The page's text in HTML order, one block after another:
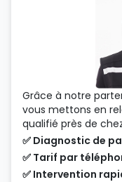
Grâce à notre
vous mettons en
qualifié près de
✅ Diagnostic de
✅ Tarif par
✅ Intervention